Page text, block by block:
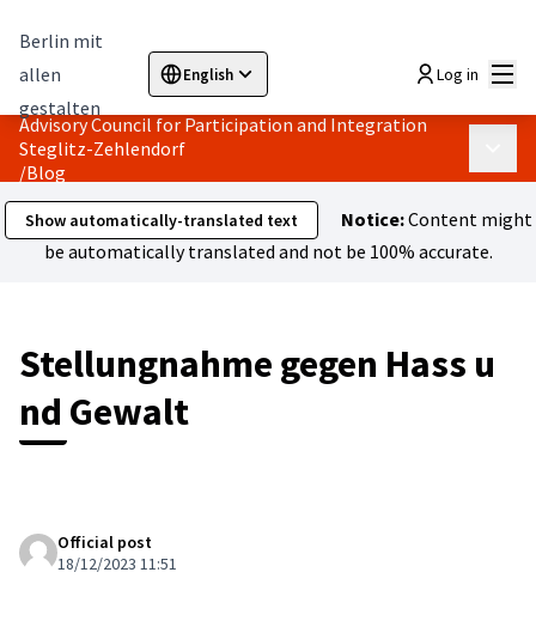
Berlin mit
allen
gestalten
English
Sprache wählen Elegir el idioma
Log in
Advisory Council for Participation and Integration
Steglitz-Zehlendorf
/Blog
Show automatically-translated text Notice:Content might
be automatically translated and not be 100% accurate.
Stellungnahme gegen Hass u
nd Gewalt
Official post
18/12/2023 11:51